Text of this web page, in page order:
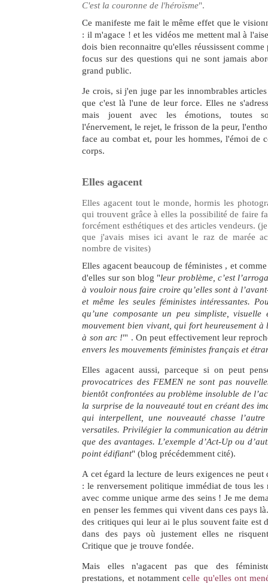
C'est la couronne de l'héroïsme".
Ce manifeste me fait le même effet que le
: il m'agace ! et les vidéos me mettent mal à
dois bien reconnaitre qu'elles réussissent comme
focus sur des questions qui ne sont jamais
grand public.
Je crois, si j'en juge par les innombrables
que c'est là l'une de leur force. Elles ne
mais jouent avec les émotions, toutes
l'énervement, le rejet, le frisson de la peur,
face au combat et, pour les hommes, l'émoi de
corps.
Elles agacent
Elles agacent tout le monde, hormis les
qui trouvent grâce à elles la possibilité de faire
forcément esthétiques et des articles vendeurs.
que j'avais mises ici avant le raz de marée
nombre de visites)
Elles agacent beaucoup de féministes , et
d'elles sur son blog "leur problème, c’est
à vouloir nous faire croire qu’elles sont à
et même les seules féministes intéressantes.
qu’une composante un peu simpliste, visuelle
mouvement bien vivant, qui fort heureusement à
à son arc !"' . On peut effectivement leur
envers les mouvements féministes français et
Elles agacent aussi, parceque si on peut
provocatrices des FEMEN ne sont pas
bientôt confrontées au problème insoluble de
la surprise de la nouveauté tout en créant des
qui interpellent, une nouveauté chasse
versatiles. Privilégier la communication au
que des avantages. L’exemple d’Act-Up ou
point édifiant" (blog précédemment cité).
A cet égard la lecture de leurs exigences ne peut
: le renversement politique immédiat de tous les
avec comme unique arme des seins ! Je me
en penser les femmes qui vivent dans ces pays
des critiques qui leur ai le plus souvent faite est
dans des pays où justement elles ne
Critique que je trouve fondée.
Mais elles n'agacent pas que des
prestations, et notamment celle qu'elles ont